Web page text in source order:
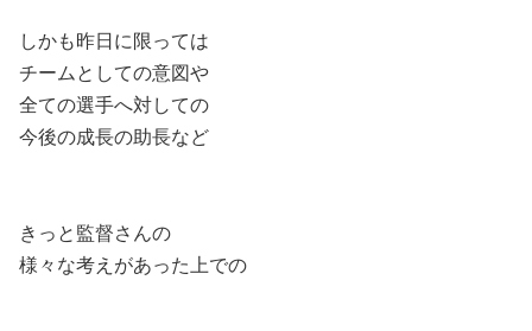
しかも昨日に限っては
チームとしての意図や
全ての選手へ対しての
今後の成長の助長など
きっと監督さんの
様々な考えがあった上での